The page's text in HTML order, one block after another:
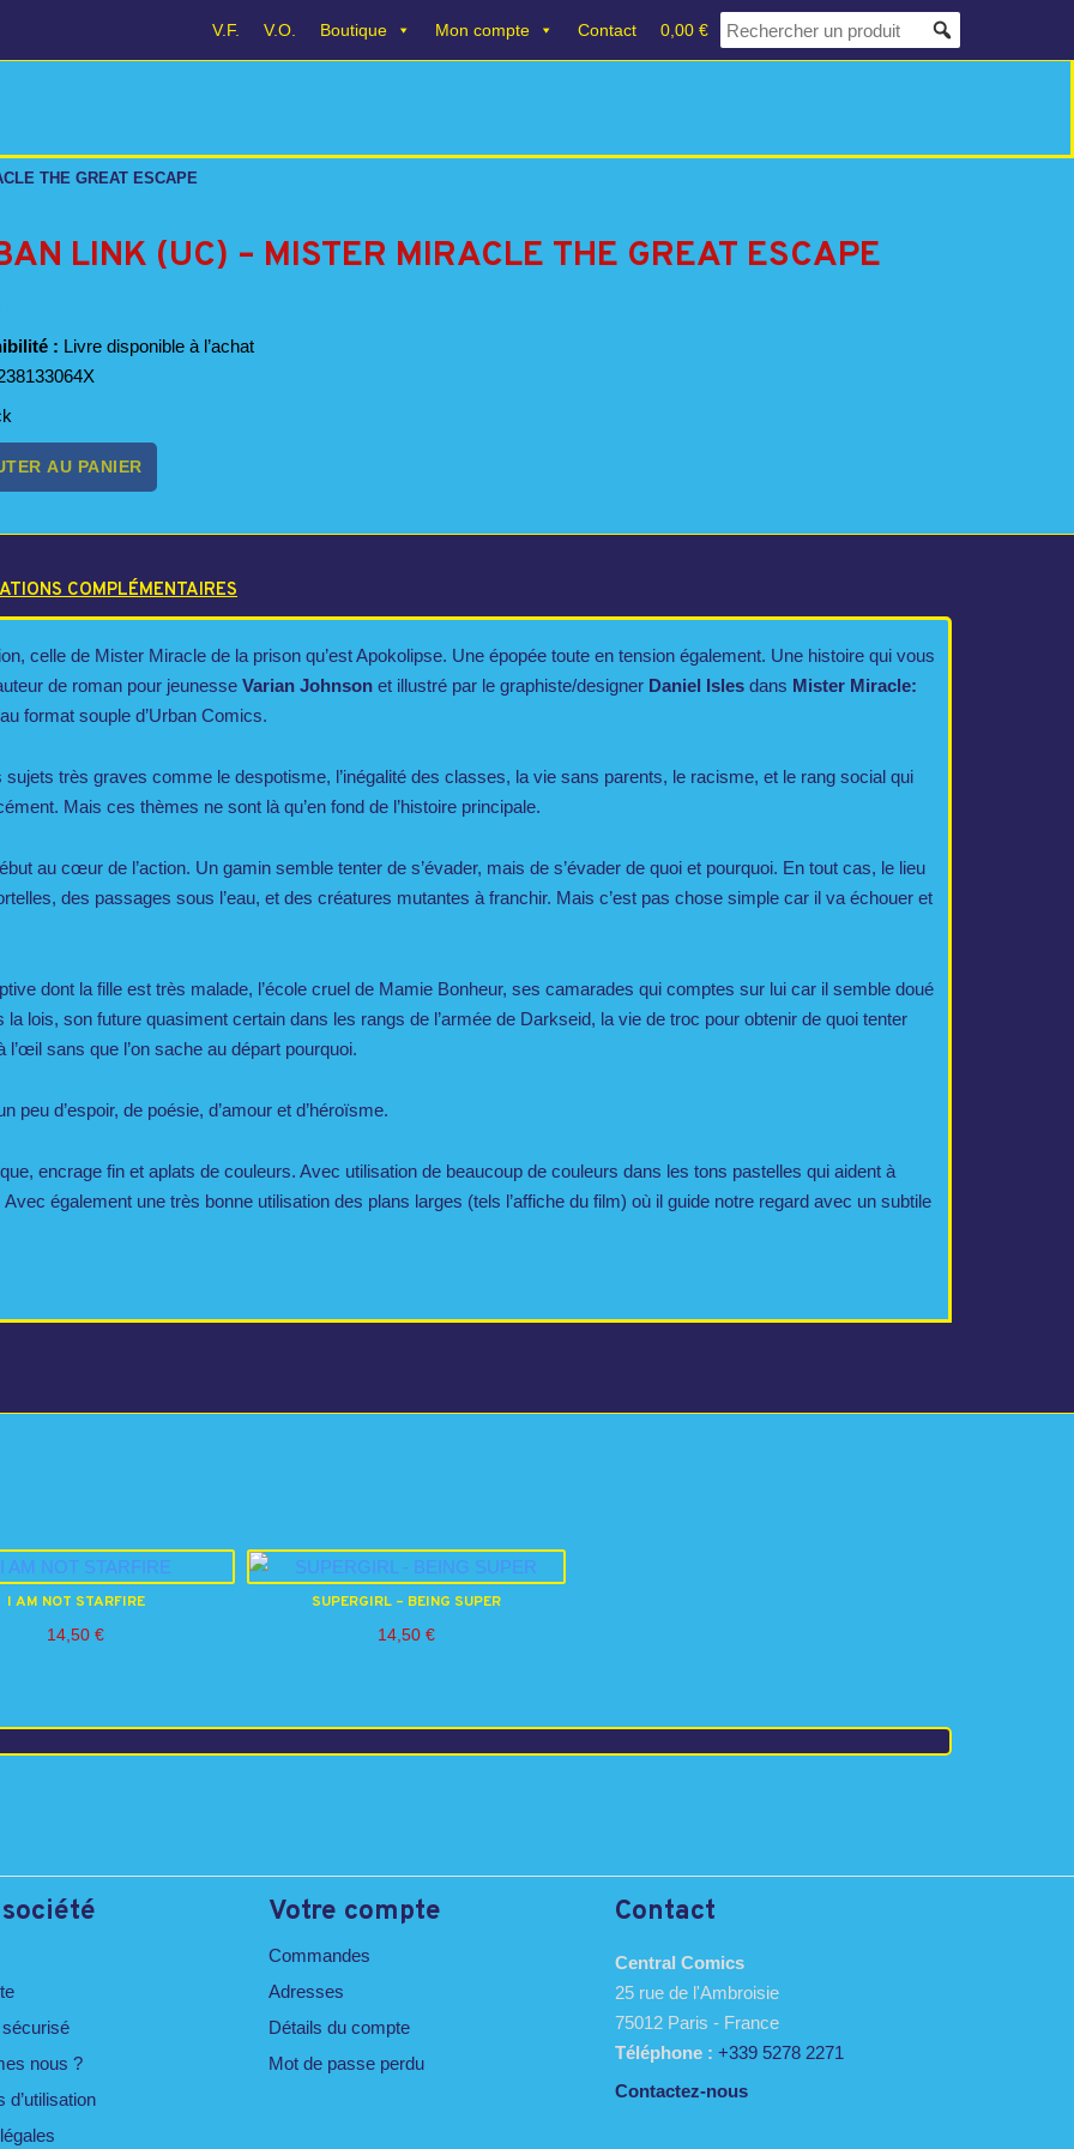
V.F. V.O. Boutique Mon compte Contact 0,00 €
THE GREAT ESCAPE
LINK (UC) – MISTER MIRACLE THE GREAT ESCAPE
: Livre disponible à l’achat
AU PANIER
COMPLÉMENTAIRES
celle de Mister Miracle de la prison qu’est Apokolipse. Une épopée toute en tension également. Une histoire qui vous
de roman pour jeunesse Varian Johnson et illustré par le graphiste/designer Daniel Isles dans Mister Miracle:
format souple d’Urban Comics.
très graves comme le despotisme, l’inégalité des classes, la vie sans parents, le racisme, et le rang social qui
Mais ces thèmes ne sont là qu’en fond de l’histoire principale.
au cœur de l’action. Un gamin semble tenter de s’évader, mais de s’évader de quoi et pourquoi. En tout cas, le lieu
des passages sous l’eau, et des créatures mutantes à franchir. Mais c’est pas chose simple car il va échouer et
dont la fille est très malade, l’école cruel de Mamie Bonheur, ses camarades qui comptes sur lui car il semble doué
lois, son future quasiment certain dans les rangs de l’armée de Darkseid, la vie de troc pour obtenir de quoi tenter
sans que l’on sache au départ pourquoi.
peu d’espoir, de poésie, d’amour et d’héroïsme.
encrage fin et aplats de couleurs. Avec utilisation de beaucoup de couleurs dans les tons pastelles qui aident à
également une très bonne utilisation des plans larges (tels l’affiche du film) où il guide notre regard avec un subtile
I AM NOT STARFIRE
14,50 €
SUPERGIRL – BEING SUPER
14,50 €
nous ?
d’utilisation
Votre compte
Commandes
Adresses
Détails du compte
Mot de passe perdu
Contact
Central Comics
25 rue de l'Ambroisie
75012 Paris - France
Téléphone : +339 5278 2271
Contactez-nous